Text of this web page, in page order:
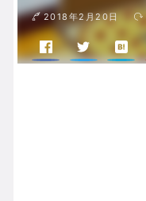
2018年2月20日